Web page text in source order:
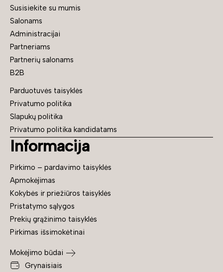
Susisiekite su mumis
Salonams
Administracijai
Partneriams
Partnerių salonams
B2B
Parduotuvės taisyklės
Privatumo politika
Slapukų politika
Privatumo politika kandidatams
Informacija
Pirkimo – pardavimo taisyklės
Apmokėjimas
Kokybės ir priežiūros taisyklės
Pristatymo sąlygos
Prekių grąžinimo taisyklės
Pirkimas išsimokėtinai
Mokėjimo būdai
Grynaisiais